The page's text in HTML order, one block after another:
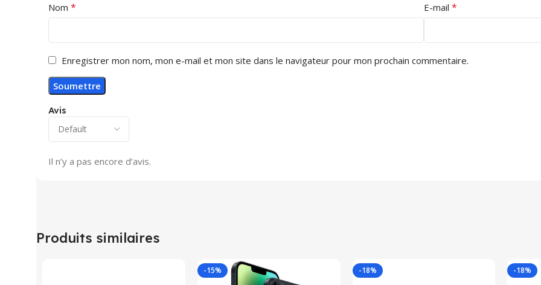
Avis
Il n’y a pas encore d’avis.
Nom * E-mail *
Enregistrer mon nom, mon e-mail et mon site dans le navigateur pour mon prochain commentaire.
Produits similaires
-15% -18% -18%